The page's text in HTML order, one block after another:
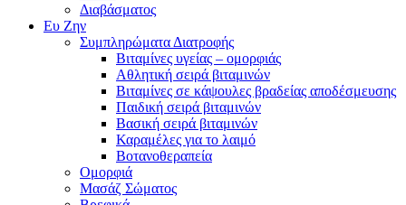
Διαβάσματος
Ευ Ζην
Συμπληρώματα Διατροφής
Βιταμίνες υγείας – ομορφιάς
Αθλητική σειρά βιταμινών
Βιταμίνες σε κάψουλες βραδείας αποδέσμευσης
Παιδική σειρά βιταμινών
Βασική σειρά βιταμινών
Καραμέλες για το λαιμό
Βοτανοθεραπεία
Ομορφιά
Μασάζ Σώματος